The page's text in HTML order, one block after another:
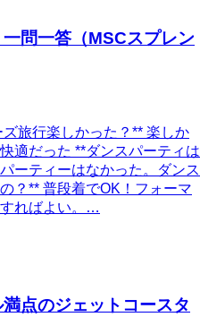
問一答（MSCスプレン
旅行楽しかった？** 楽しか
適だった **ダンスパーティは
ーティーはなかった。ダンス
？** 普段着でOK！フォーマ
ればよい。…
点のジェットコースタ